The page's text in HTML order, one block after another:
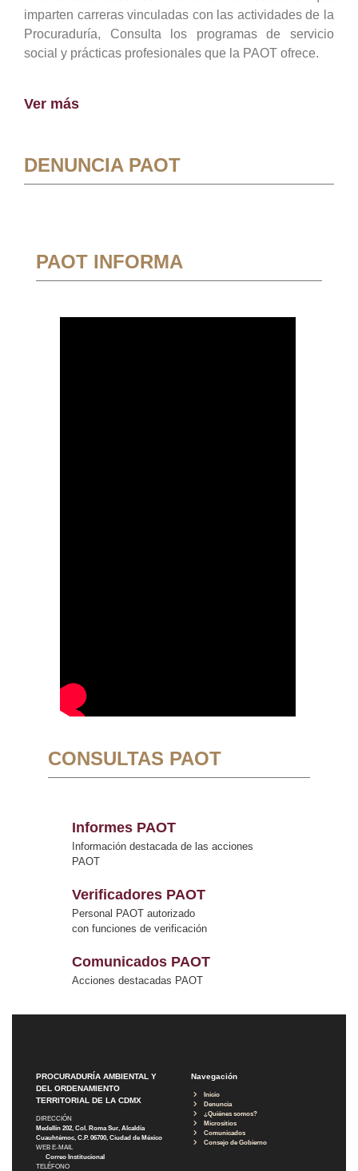
imparten carreras vinculadas con las actividades de la
Procuraduría, Consulta los programas de servicio
social y prácticas profesionales que la PAOT ofrece.
Ver más
DENUNCIA PAOT
PAOT INFORMA
CONSULTAS PAOT
Informes PAOT
Información destacada de las acciones
PAOT
Verificadores PAOT
Personal PAOT autorizado
con funciones de verificación
Comunicados PAOT
Acciones destacadas PAOT
PROCURADURÍA AMBIENTAL Y
DEL ORDENAMIENTO
TERRITORIAL DE LA CDMX
DIRECCIÓN
Medellín 202, Col. Roma Sur, Alcaldía
Cuauhtémoc, C.P. 06700, Ciudad de México
WEB E-MAIL
Correo Institucional
TELÉFONO
Navegación
Inicio
Denuncia
¿Quiénes somos?
Micrositios
Comunicados
Consejo de Gobierno